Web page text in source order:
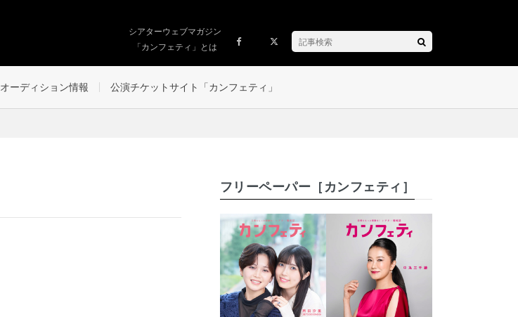
シアターウェブマガジン
「カンフェティ」とは
オーディション情報 公演チケットサイト「カンフェティ」
フリーペーパー［カンフェティ］